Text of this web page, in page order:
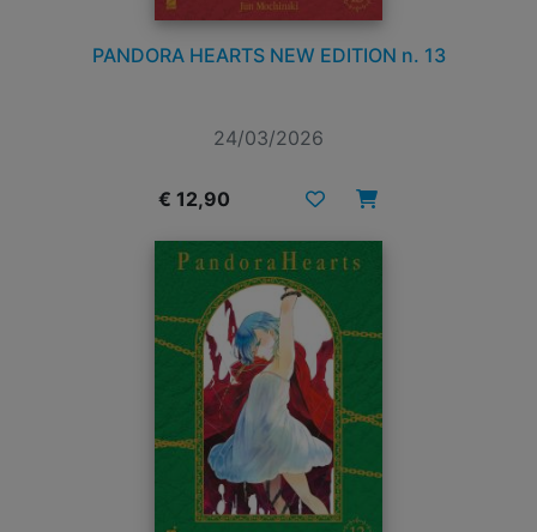
PANDORA HEARTS NEW EDITION n. 13
24/03/2026
€ 12,90